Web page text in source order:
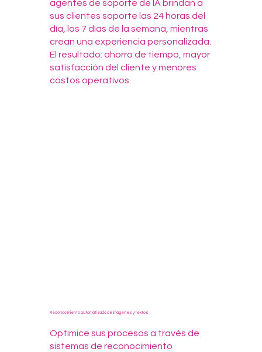
agentes de soporte de IA brindan a
sus clientes soporte las 24 horas del
día, los 7 días de la semana, mientras
crean una experiencia personalizada.
El resultado: ahorro de tiempo, mayor
satisfacción del cliente y menores
costos operativos.
Reconocimiento automatizado de imágenes y textos
Optimice sus procesos a través de
sistemas de reconocimiento